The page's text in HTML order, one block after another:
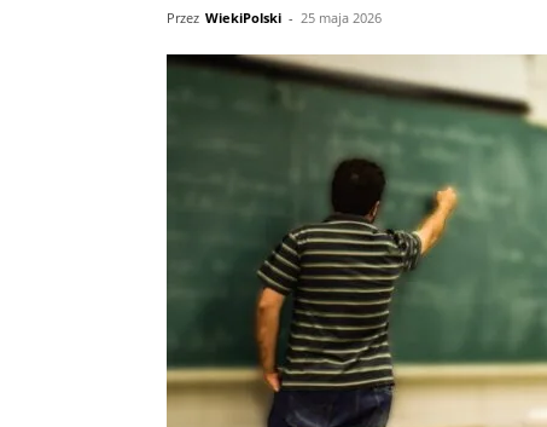
Przez WiekiPolski - 25 maja 2026